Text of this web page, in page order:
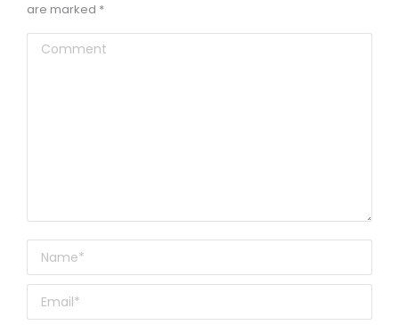
are marked *
Comment
Name *
Email *